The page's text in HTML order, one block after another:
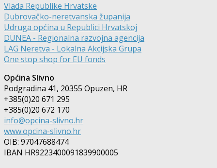
Vlada Republike Hrvatske
Dubrovačko-neretvanska županija
Udruga općina u Republici Hrvatskoj
DUNEA - Regionalna razvojna agencija
LAG Neretva - Lokalna Akcijska Grupa
One stop shop for EU fonds
Općina Slivno
Podgradina 41, 20355 Opuzen, HR
+385(0)20 671 295
+385(0)20 672 170
info@opcina-slivno.hr
www.opcina-slivno.hr
OIB: 97047688474
IBAN HR9223400091839900005